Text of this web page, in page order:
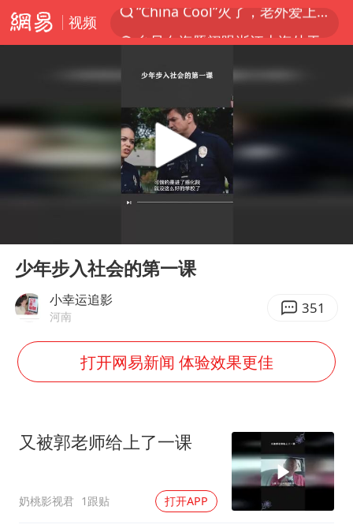
视频
四川宜宾市珙县发生3.4级地震
中国父女泰国骑摩托车坠崖1死1伤
周末打虎 宋致远被查
白海豚将正面袭击贯穿浙江
多所高校取消艺考
刘浩存百花奖开幕式红裙起舞
“南湖号”盾构机下线
店主称换“青海拉面”招牌后生意更好
泰国初中生饮弹自尽前开了26枪
习近平心系体育强国建设
Play
少年步入社会的第一课
小幸运追影
河南 351
打开网易新闻 体验效果更佳
又被郭老师给上了一课
奶桃影视君 1跟贴 打开APP